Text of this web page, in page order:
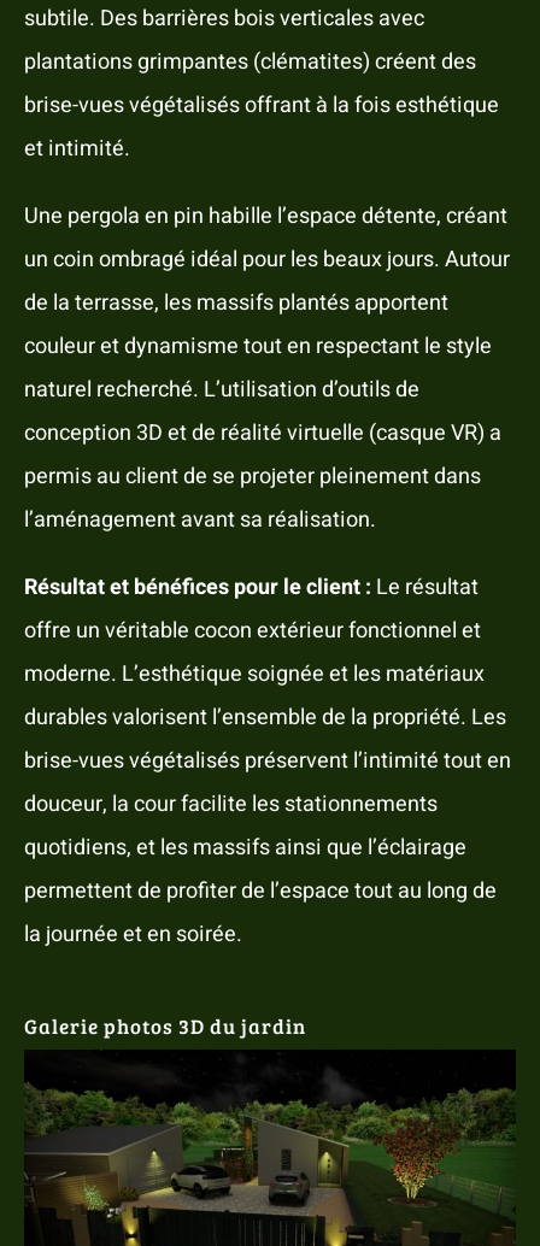
subtile. Des barrières bois verticales avec
plantations grimpantes (clématites) créent des
brise-vues végétalisés offrant à la fois esthétique
et intimité.
Une pergola en pin habille l’espace détente, créant
un coin ombragé idéal pour les beaux jours. Autour
de la terrasse, les massifs plantés apportent
couleur et dynamisme tout en respectant le style
naturel recherché. L’utilisation d’outils de
conception 3D et de réalité virtuelle (casque VR) a
permis au client de se projeter pleinement dans
l’aménagement avant sa réalisation.
Résultat et bénéfices pour le client : Le résultat
offre un véritable cocon extérieur fonctionnel et
moderne. L’esthétique soignée et les matériaux
durables valorisent l’ensemble de la propriété. Les
brise-vues végétalisés préservent l’intimité tout en
douceur, la cour facilite les stationnements
quotidiens, et les massifs ainsi que l’éclairage
permettent de profiter de l’espace tout au long de
la journée et en soirée.
Galerie photos 3D du jardin